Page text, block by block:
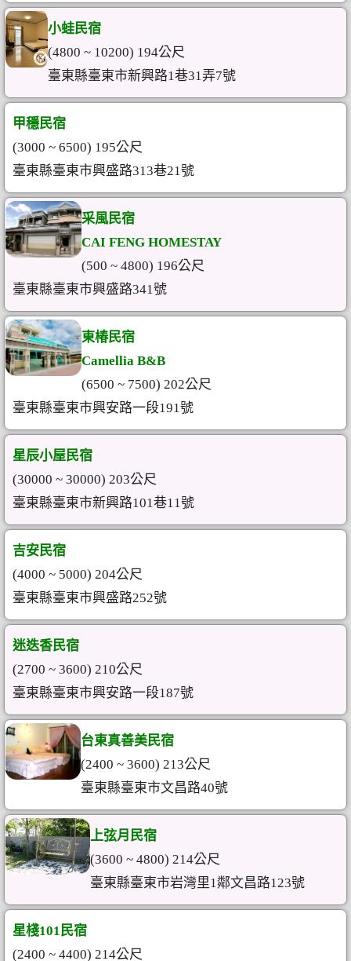
小蛙民宿
(4800 ~ 10200) 194公尺
臺東縣臺東市新興路1巷31弄7號
甲穩民宿
(3000 ~ 6500) 195公尺
臺東縣臺東市興盛路313巷21號
采風民宿
CAI FENG HOMESTAY
(500 ~ 4800) 196公尺
臺東縣臺東市興盛路341號
東椿民宿
Camellia B&B
(6500 ~ 7500) 202公尺
臺東縣臺東市興安路一段191號
星辰小屋民宿
(30000 ~ 30000) 203公尺
臺東縣臺東市新興路101巷11號
吉安民宿
(4000 ~ 5000) 204公尺
臺東縣臺東市興盛路252號
迷迭香民宿
(2700 ~ 3600) 210公尺
臺東縣臺東市興安路一段187號
台東真善美民宿
(2400 ~ 3600) 213公尺
臺東縣臺東市文昌路40號
上弦月民宿
(3600 ~ 4800) 214公尺
臺東縣臺東市岩灣里1鄰文昌路123號
星棧101民宿
(2400 ~ 4400) 214公尺